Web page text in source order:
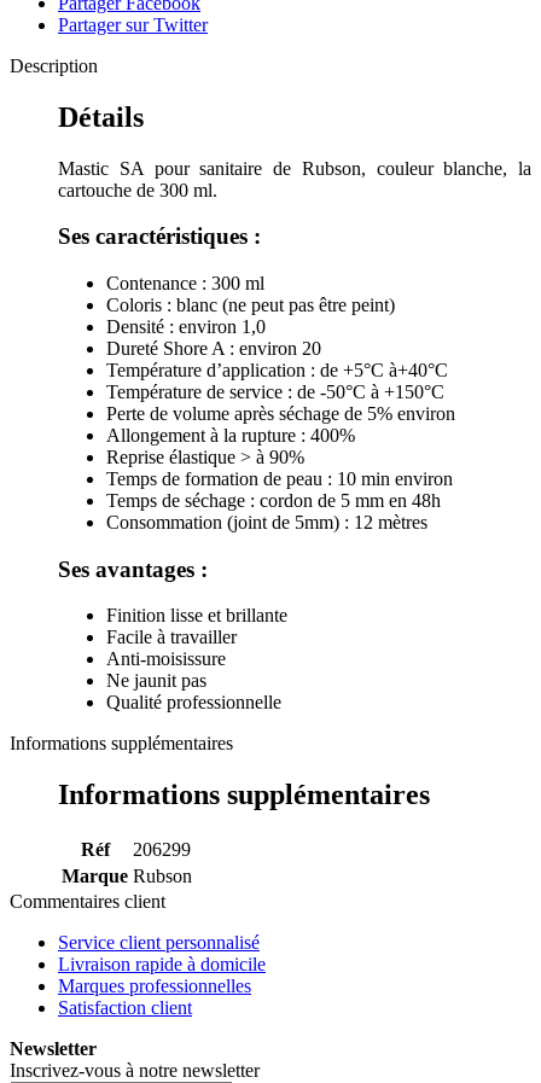
Partager sur Twitter
Description
Détails
Mastic SA pour sanitaire de Rubson, couleur blanche, la
cartouche de 300 ml.
Ses caractéristiques :
Contenance : 300 ml
Coloris : blanc (ne peut pas être peint)
Densité : environ 1,0
Dureté Shore A : environ 20
Température d’application : de +5°C à+40°C
Température de service : de -50°C à +150°C
Perte de volume après séchage de 5% environ
Allongement à la rupture : 400%
Reprise élastique > à 90%
Temps de formation de peau : 10 min environ
Temps de séchage : cordon de 5 mm en 48h
Consommation (joint de 5mm) : 12 mètres
Ses avantages :
Finition lisse et brillante
Facile à travailler
Anti-moisissure
Ne jaunit pas
Qualité professionnelle
Informations supplémentaires
Informations supplémentaires
Réf
206299
Marque Rubson
Commentaires client
Service client personnalisé
Livraison rapide à domicile
Marques professionnelles
Satisfaction client
Newsletter
Inscrivez-vous à notre newsletter